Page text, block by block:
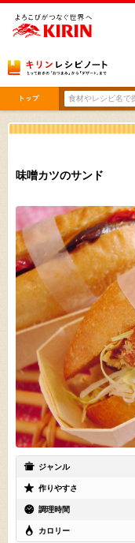
味噌カツのサンド
ジャンル
作りやすさ
調理時間
カロリー